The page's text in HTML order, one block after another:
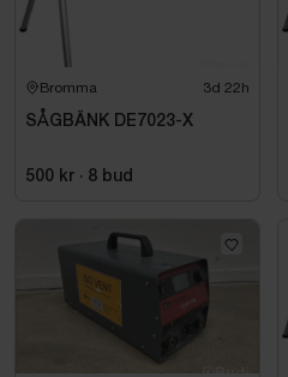
Bromma 3d 22h
SÅGBÄNK DE7023-X
500 kr · 8 bud